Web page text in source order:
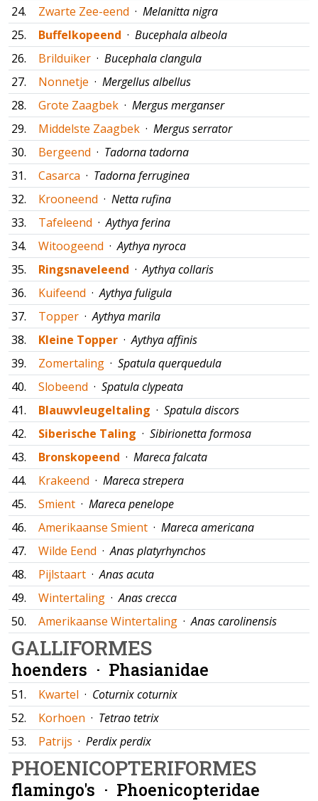
24.
Zwarte Zee-eend · Melanitta nigra
25.
Buffelkopeend · Bucephala albeola
26.
Brilduiker · Bucephala clangula
27.
Nonnetje · Mergellus albellus
28.
Grote Zaagbek · Mergus merganser
29.
Middelste Zaagbek · Mergus serrator
30.
Bergeend · Tadorna tadorna
31.
Casarca · Tadorna ferruginea
32.
Krooneend · Netta rufina
33.
Tafeleend ·Aythya ferina
34.
Witoogeend ·Aythya nyroca
35.
Ringsnaveleend ·Aythya collaris
36.
Kuifeend ·Aythya fuligula
37.
Topper ·Aythya marila
38.
Kleine Topper ·Aythya affinis
39.
Zomertaling · Spatula querquedula
40.
Slobeend · Spatula clypeata
41.
Blauwvleugeltaling · Spatula discors
42.
Siberische Taling · Sibirionetta formosa
43.
Bronskopeend · Mareca falcata
44.
Krakeend · Mareca strepera
45.
Smient · Mareca penelope
46.
Amerikaanse Smient · Mareca americana
47.
Wilde Eend ·Anas platyrhynchos
48.
Pijlstaart ·Anas acuta
49.
Wintertaling ·Anas crecca
50.
Amerikaanse Wintertaling ·Anas carolinensis
GALLIFORMES
hoenders · Phasianidae
51. Kwartel · Coturnix coturnix
52.
Korhoen · Tetrao tetrix
53.
Patrijs · Perdix perdix
PHOENICOPTERIFORMES
flamingo's · Phoenicopteridae